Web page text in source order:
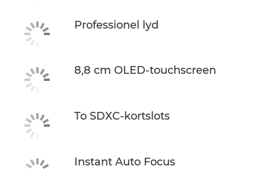
Professionel lyd
8,8 cm OLED-touchscreen
To SDXC-kortslots
Instant Auto Focus